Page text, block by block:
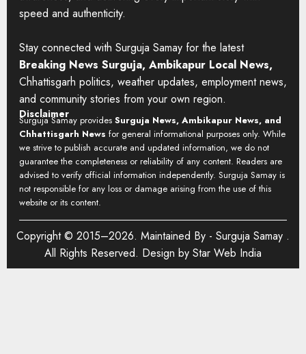
speed and authenticity.
Stay connected with Surguja Samay for the latest
Breaking News Surguja, Ambikapur Local News,
Chhattisgarh politics, weather updates, employment news,
and community stories from your own region.
Disclaimer
Surguja Samay provides Surguja News, Ambikapur News, and
Chhattisgarh News for general informational purposes only. While
we strive to publish accurate and updated information, we do not
guarantee the completeness or reliability of any content. Readers are
advised to verify official information independently. Surguja Samay is
not responsible for any loss or damage arising from the use of this
website or its content.
Copyright © 2015–2026. Maintained By - Surguja Samay .
All Rights Reserved. Design by Star Web India